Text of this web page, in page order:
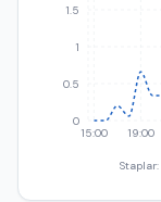
15:00 19:00
0
0.5
1
1.5